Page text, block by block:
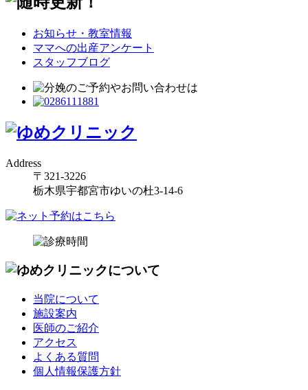
お知らせ・教室情報
ママへの出産アンケート
スタッフブログ
Address
〒321-3226
栃木県宇都宮市ゆいの杜3-14-6
当院について
施設案内
医師のご紹介
アクセス
よくある質問
個人情報保護方針